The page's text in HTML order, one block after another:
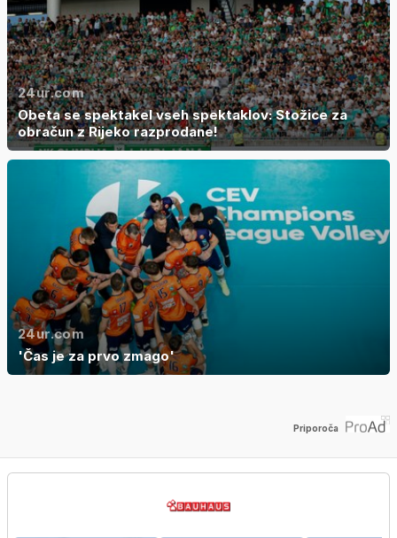
24ur.com
Obeta se spektakel vseh spektaklov: Stožice za
obračun z Rijeko razprodane!
24ur.com
'Čas je za prvo zmago'
Priporoča